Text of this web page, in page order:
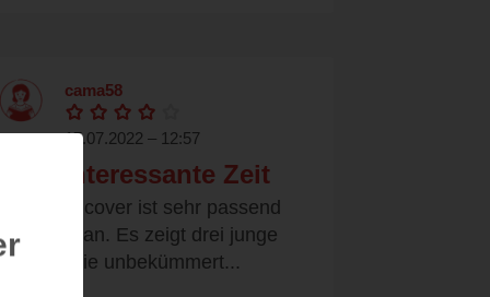
cama58
17.07.2022 – 12:57
Eine interessante Zeit
Das Buchcover ist sehr passend
zum Roman. Es zeigt drei junge
Frauen, die unbekümmert...